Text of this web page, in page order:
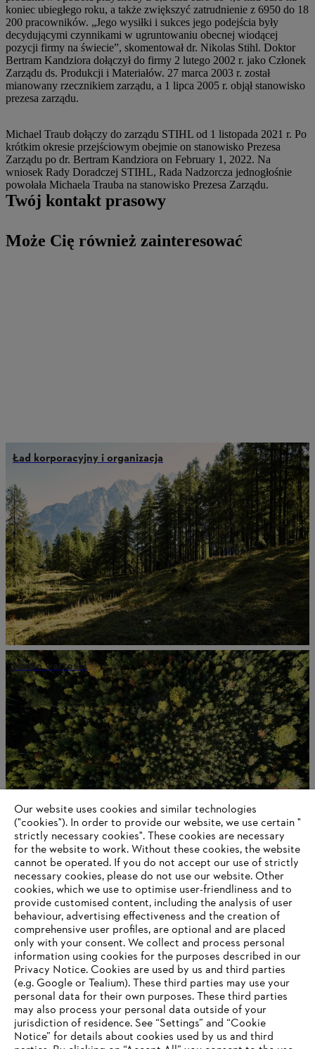
koniec ubiegłego roku, a także zwiększyć zatrudnienie z 6950 do 18
200 pracowników. „Jego wysiłki i sukces jego podejścia były
decydującymi czynnikami w ugruntowaniu obecnej wiodącej
pozycji firmy na świecie”, skomentował dr. Nikolas Stihl. Doktor
Bertram Kandziora dołączył do firmy 2 lutego 2002 r. jako Członek
Zarządu ds. Produkcji i Materiałów. 27 marca 2003 r. został
mianowany rzecznikiem zarządu, a 1 lipca 2005 r. objął stanowisko
prezesa zarządu.
Michael Traub dołączy do zarządu STIHL od 1 listopada 2021 r. Po
krótkim okresie przejściowym obejmie on stanowisko Prezesa
Zarządu po dr. Bertram Kandziora on February 1, 2022. Na
wniosek Rady Doradczej STIHL, Rada Nadzorcza jednogłośnie
powołała Michaela Trauba na stanowisko Prezesa Zarządu.
Twój kontakt prasowy
Może Cię również zainteresować
Ład korporacyjny i organizacja
Nasze wartości
O firmie STIHL
Information for suppliers
Products
Contact
Career
Whistleblower system
Our website uses cookies and similar technologies
("cookies"). In order to provide our website, we use certain "
strictly necessary cookies". These cookies are necessary
for the website to work. Without these cookies, the website
‎cannot be operated.‎ If you do not accept our use of strictly
necessary cookies, please do not use our website. ‎Other
cookies, which we use to optimise user-friendliness and to
provide customised content, including the analysis of user
behaviour, advertising effectiveness and the creation of
comprehensive user profiles, are optional and are placed
only with your consent. We collect and process personal
information using cookies for the purposes described in our
Privacy Notice. Cookies are used by us and third parties
(e.g. Google or Tealium). These third parties may use your
personal data for their own purposes. These third parties
may also process your personal data outside of your
jurisdiction of residence. See “Settings” and “Cookie
Notice” for details about cookies used by us and third